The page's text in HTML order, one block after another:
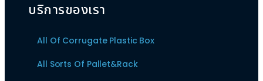
บริการของเรา
All Of Corrugate Plastic Box
All Sorts Of Pallet&Rack